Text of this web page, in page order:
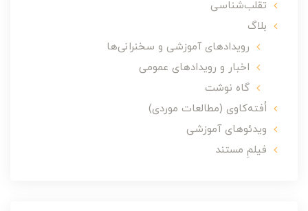
تقلب‌شناسی
بلاگ
رویدادهای آموزشی و سخنرانی‌ها
اخبار و رویدادهای عمومی
گاه نوشت
اُفته‌کاوی (مطالعات موردی)
ویدئوهای آموزشی
فیلمِ مستند